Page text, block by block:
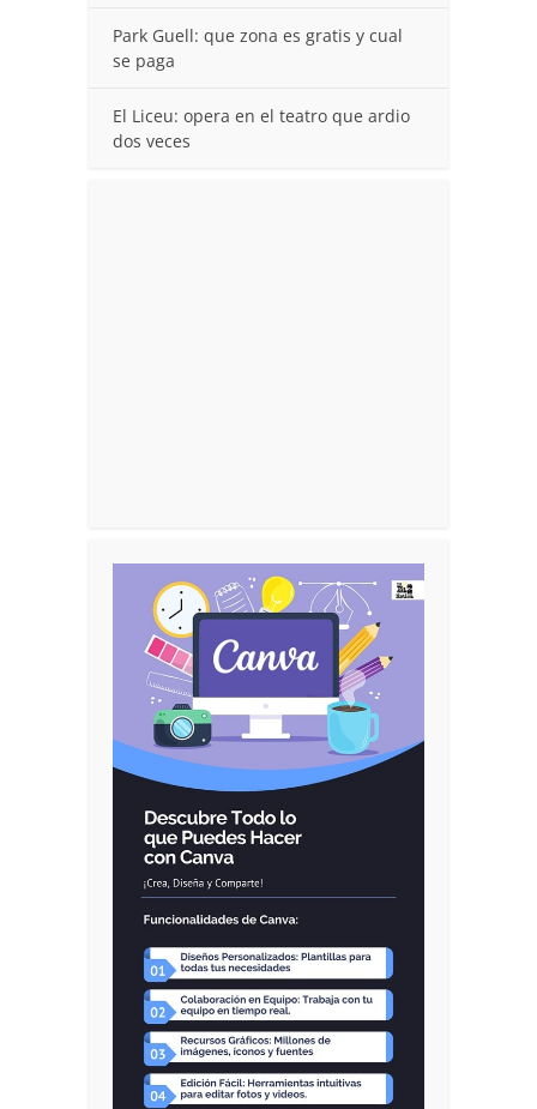
Park Guell: que zona es gratis y cual
se paga
El Liceu: opera en el teatro que ardio
dos veces